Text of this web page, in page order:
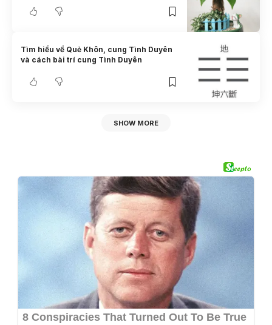
Tìm hiểu về Quẻ Khôn, cung Tình Duyên
và cách bài trí cung Tình Duyên
SHOW MORE